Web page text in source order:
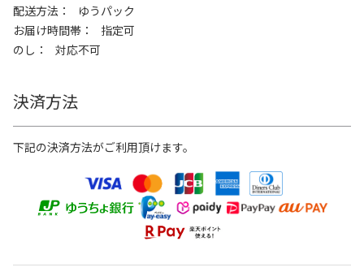
配送方法
ゆうパック
お届け時間帯
指定可
のし
対応不可
決済方法
下記の決済方法がご利用頂けます。